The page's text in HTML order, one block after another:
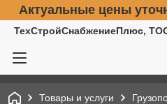
Актуальные цены
ТехСтройСнабжениеПлюс,
Товары и услуги